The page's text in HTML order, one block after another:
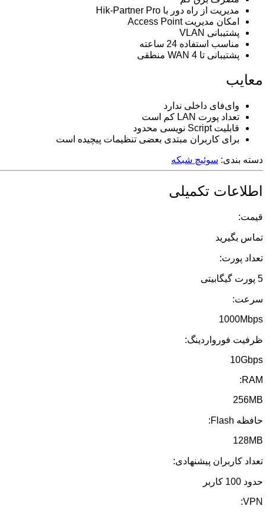
مدیریت از راه دور با Hik-Partner Pro
امکان مدیریت Access Point
پشتیبانی VLAN
مناسب استفاده 24 ساعته
پشتیبانی تا 4 WAN منطقی
معایب
وای‌فای داخلی ندارد
تعداد پورت LAN کم است
قابلیت Script نویسی محدود
برای کاربران مبتدی بعضی تنظیمات پیچیده است
دسته بندی: سوئیچ شبکه
اطلاعات تکمیلی
قیمت:
تماس بگیرید
تعداد پورت:
5 پورت گیگابیتی
سرعت:
1000Mbps
ظرفیت فورواردینگ:
10Gbps
RAM:
256MB
حافظه Flash:
128MB
تعداد کاربران پیشنهادی:
حدود 100 کاربر
VPN: